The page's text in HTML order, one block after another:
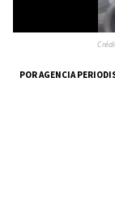
POR AGENCIA